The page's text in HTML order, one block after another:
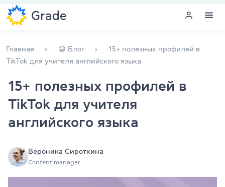
Обучение для преподавателей
Английский для компаний
Подготовка к экзаменам
Главная 😀 Блог
15+ полезных профилей в
TikTok для учителя английского языка
15+ полезных профилей в
TikTok для учителя
английского языка
Вероника Сироткина
Content manager